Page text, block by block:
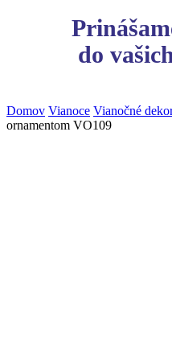
do
Domov Vianoce Vianočné
ornamentom VO109